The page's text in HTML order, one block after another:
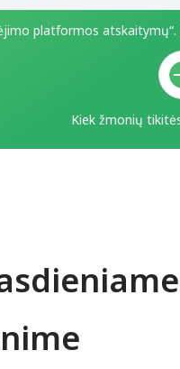
platformos
Kiek žmonių